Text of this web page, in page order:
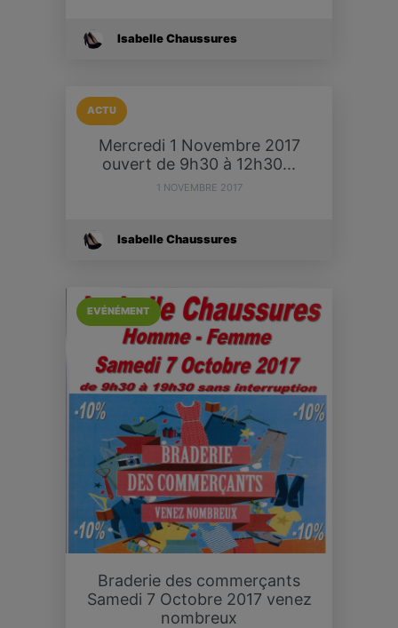
Isabelle Chaussures
ACTU
Mercredi 1 Novembre 2017
ouvert de 9h30 à 12h30...
1 NOVEMBRE 2017
Isabelle Chaussures
EVÉNÉMENT
Braderie des commerçants
Samedi 7 Octobre 2017 venez
nombreux